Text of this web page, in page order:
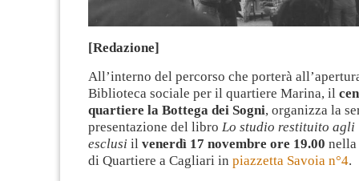
[Redazione]
All’interno del percorso che porterà
Biblioteca sociale per il quartiere Marina, il
quartiere la Bottega dei Sogni, organizza la
presentazione del libro Lo studio restituito agli
esclusi il venerdì 17 novembre ore 19.00 nella
di Quartiere a Cagliari in piazzetta Savoia n°4.